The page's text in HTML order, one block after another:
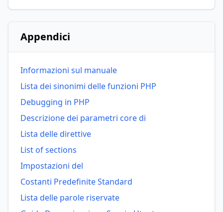
Appendici
Informazioni sul manuale
Lista dei sinonimi delle funzioni PHP
Debugging in PHP
Descrizione dei parametri core di
Lista delle direttive
List of sections
Impostazioni del
Costanti Predefinite Standard
Lista delle parole riservate